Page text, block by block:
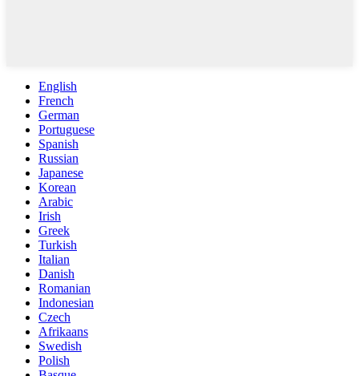
English
French
German
Portuguese
Spanish
Russian
Japanese
Korean
Arabic
Irish
Greek
Turkish
Italian
Danish
Romanian
Indonesian
Czech
Afrikaans
Swedish
Polish